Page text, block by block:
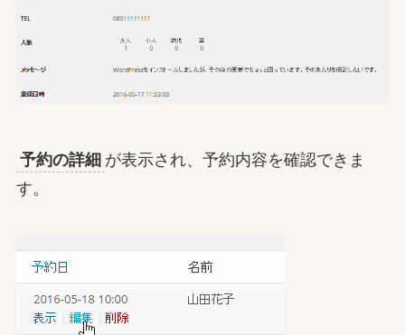
予約の詳細 が表示され、予約内容を確認できま
す。